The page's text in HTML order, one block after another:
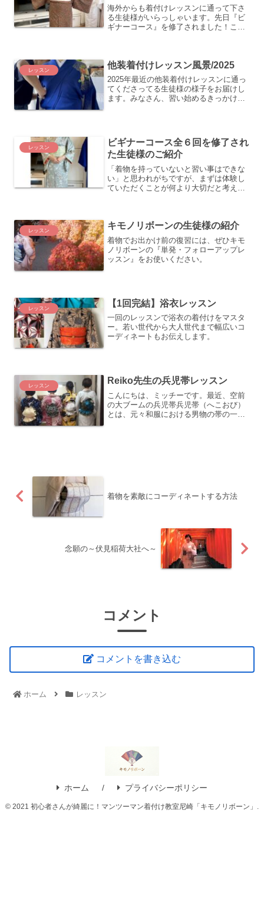
海外からも着付けレッスンに通って下さ
る生徒様がいらっしゃいます。先日『ビ
ギナーコース』を修了されました！この
女を尊敬いたします。
レッスン 他装着付けレッスン風景/2025
2025年最近の他装着付けレッスンに通っ
てくださってる生徒様の様子をお届けし
ます。みなさん、習い始めるきっかけや
い。
レッスン
ビギナーコース全６回を修了され
た生徒様のご紹介
「着物を持っていないと習い事はできな
い」と思われがちですが、まずは体験し
ていただくことが何より大切だと考えて
レッスン キモノリボーンの生徒様の紹介
着物でお出かけ前の復習には、ぜひキモ
ノリボーンの『単発・フォローアップレ
ッスン』をお使いください。
レッスン 【1回完結】浴衣レッスン
一回のレッスンで浴衣の着付けをマスタ
ー。若い世代から大人世代まで幅広いコ
ーディネートもお伝えします。
レッスン Reiko先生の兵児帯レッスン
こんにちは、ミッチーです。最近、空前
の大ブームの兵児帯兵児帯（へこおび）
とは、元々和服における男物の帯の一種
着物を素敵にコーディネートする方法
念願の～伏見稲荷大社へ～
コメント
コメントを書き込む
ホーム レッスン
ホーム プライバシーポリシー
© 2021 初心者さんが綺麗に！マンツーマン着付け教室尼崎「キモノリボーン」.